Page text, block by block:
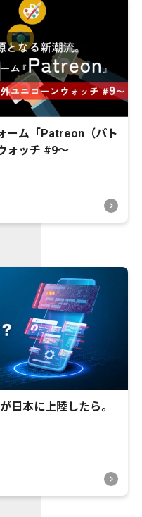
ーム「Patreon（パト
ォッチ #9〜
日本に上陸したら。